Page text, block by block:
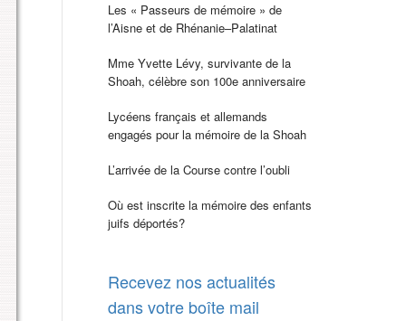
Les « Passeurs de mémoire » de
l’Aisne et de Rhénanie–Palatinat
Mme Yvette Lévy, survivante de la
Shoah, célèbre son 100e anniversaire
Lycéens français et allemands
engagés pour la mémoire de la Shoah
L’arrivée de la Course contre l’oubli
Où est inscrite la mémoire des enfants
juifs déportés?
Recevez nos actualités
dans votre boîte mail